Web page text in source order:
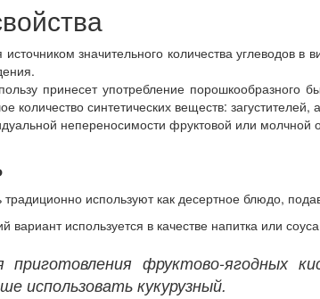
источником значительного количества углеводов
принесет употребление порошкообразного
количество синтетических веществ:
непереносимости фруктовой или молчной
традиционно используют как десертное блюдо,
вариант используется в качестве напитка или
фруктово-ягодных
использовать кукурузный.